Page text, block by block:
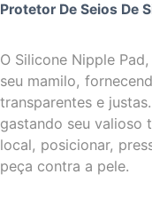
Protetor De Seios De
O Silicone Nipple
seu mamilo,
transparentes e
gastando seu valioso
local, posicionar,
peça contra a pele.